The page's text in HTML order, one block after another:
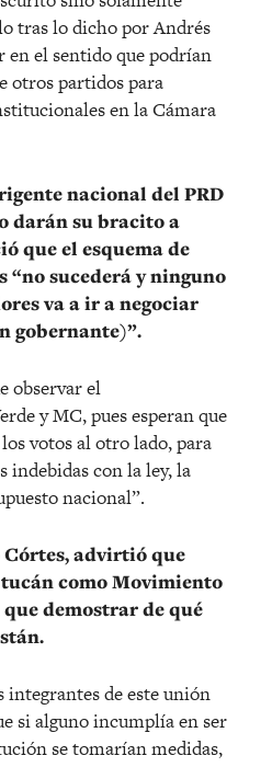
tras lo dicho por Andrés
en el sentido que podrían
otros partidos para
en la Cámara
nacional del PRD
darán su bracito a
que el esquema de
sucederá y ninguno
va a ir a negociar
gobernante)”.
observar el
y MC, pues esperan que
votos al otro lado, para
indebidas con la ley, la
nacional”.
advirtió que
como Movimiento
demostrar de qué
integrantes de este unión
si alguno incumplía en ser
se tomarían medidas,